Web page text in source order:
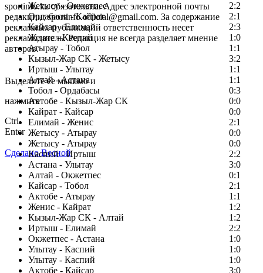
Жетысу - Окжетпес
2:2
Ордабасы - Кайрат
2:1
Кайсар - Елимай
2:3
Женис - Каспий
1:0
Атырау - Тобол
1:1
Кызыл-Жар СК - Жетысу
3:2
Иртыш - Улытау
1:1
Алтай - Астана
1:1
Тобол - Ордабасы
0:3
Актобе - Кызыл-Жар СК
0:0
Кайрат - Кайсар
0:0
Елимай - Женис
2:1
Жетысу - Атырау
0:0
Жетысу - Атырау
0:0
Каспий - Иртыш
2:2
Астана - Улытау
3:0
Алтай - Окжетпес
0:1
Кайсар - Тобол
2:1
Актобе - Атырау
1:1
Женис - Кайрат
1:2
Кызыл-Жар СК - Алтай
1:2
Иртыш - Елимай
2:2
Окжетпес - Астана
1:0
Улытау - Каспий
1:0
Улытау - Каспий
1:0
Актобе - Кайсар
3:0
sportinfo.kz обязательна. Адрес электронной почты
редакции: sportinfo.official@gmail.com. За содержание
рекламных публикаций ответственность несет
рекламодатель. Редакция не всегда разделяет мнение
авторов.
Заметили ошибку в тексте?
Выделите ее мышью и
нажмите
Ctrl
Enter
Сделано Весной